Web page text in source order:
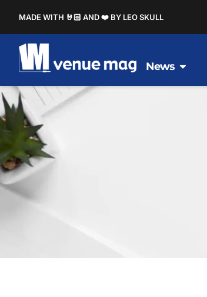
MADE WITH 🤘🏻 AND ❤️ BY LEO SKULL
News